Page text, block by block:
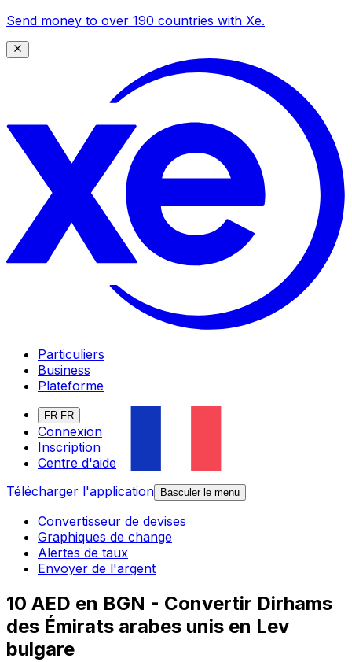
Send money to over 190 countries with Xe.
Particuliers
Business
Plateforme
FR-FR
Connexion
Inscription
Centre d'aide
Télécharger l'application
Basculer le menu
Convertisseur de devises
Graphiques de change
Alertes de taux
Envoyer de l'argent
10 AED en BGN - Convertir Dirhams
des Émirats arabes unis en Lev
bulgare